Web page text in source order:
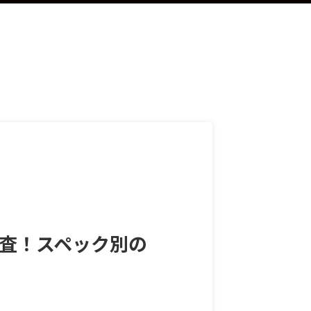
！スペック別の